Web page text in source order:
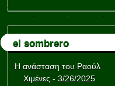
el sombrero
Η ανάσταση του Ραούλ
Χιμένες - 3/26/2025